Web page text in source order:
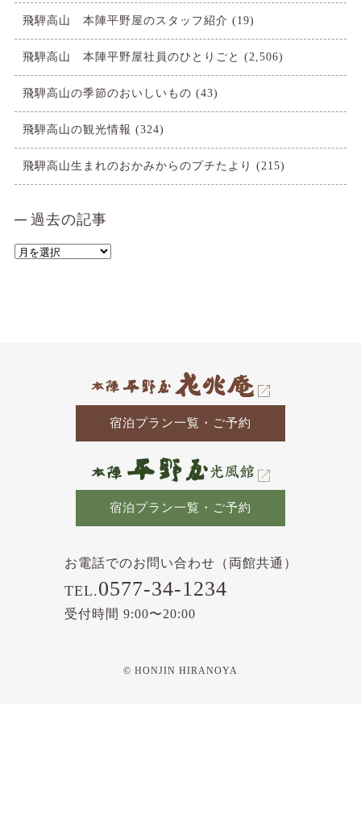
飛騨高山 本陣平野屋のスタッフ紹介 (19)
飛騨高山 本陣平野屋社員のひとりごと (2,506)
飛騨高山の季節のおいしいもの (43)
飛騨高山の観光情報 (324)
飛騨高山生まれのおかみからのプチたより (215)
過去の記事
過
宿泊プラン一覧・ご予約
宿泊プラン一覧・ご予約
お電話でのお問い合わせ（両館共通）
TEL.0577-34-1234
受付時間 9:00〜20:00
© HONJIN HIRANOYA